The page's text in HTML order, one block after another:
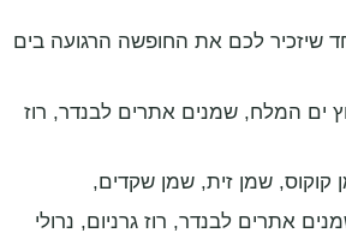
שיזכיר לכם את החופשה הרגועה בים
ים המלח, שמנים אתרים לבנדר, רוז
קוקוס, שמן זית, שמן שקדים,
אתרים לבנדר, רוז גרניום, נרולי